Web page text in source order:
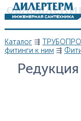
Перейти к
Вы здесь
Каталог⇶
фитинги к ним⇶